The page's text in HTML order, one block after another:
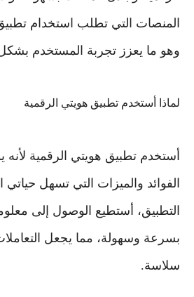
المنصات التي تطلب استخدام
وهو ما يعزز تجربة المستخدم
لماذا أستخدم تطبيق هويتي الرقمية
أستخدم تطبيق هويتي الرقمية لأنه
الفوائد والميزات التي تسهل حياتي
التطبيق، أستطيع الوصول إلى
بسرعة وسهولة، مما يجعل
سلاسة.